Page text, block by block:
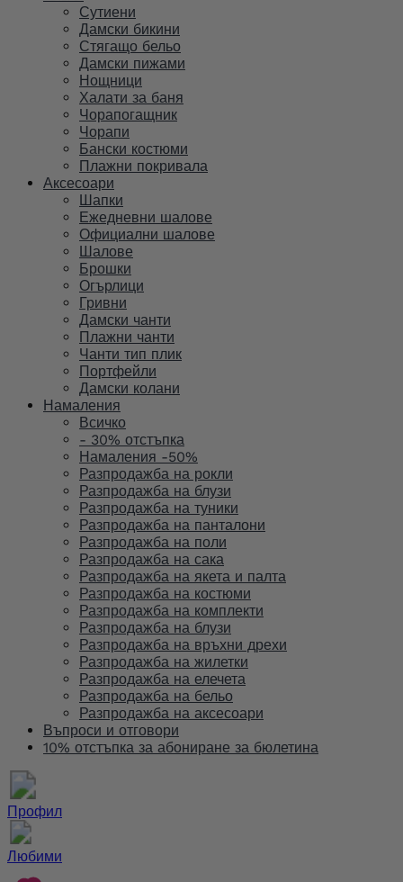
Сутиени
Дамски бикини
Стягащо бельо
Дамски пижами
Нощници
Халати за баня
Чорапогащник
Чорапи
Бански костюми
Плажни покривала
Аксесоари
Шапки
Ежедневни шалове
Официални шалове
Шалове
Брошки
Огърлици
Гривни
Дамски чанти
Плажни чанти
Чанти тип плик
Портфейли
Дамски колани
Намаления
Всичко
- 30% отстъпка
Намаления -50%
Разпродажба на рокли
Разпродажба на блузи
Разпродажба на туники
Разпродажба на панталони
Разпродажба на поли
Разпродажба на сака
Разпродажба на якета и палта
Разпродажба на костюми
Разпродажба на комплекти
Разпродажба на блузи
Разпродажба на връхни дрехи
Разпродажба на жилетки
Разпродажба на елечета
Разпродажба на бельо
Разпродажба на аксесоари
Въпроси и отговори
10% отстъпка за абониране за бюлетина
Профил
Любими